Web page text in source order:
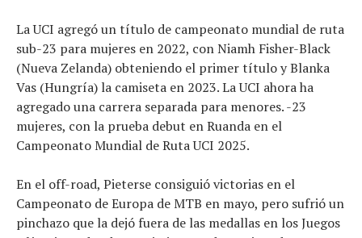
La UCI agregó un título de campeonato mundial de ruta
sub-23 para mujeres en 2022, con Niamh Fisher-Black
(Nueva Zelanda) obteniendo el primer título y Blanka
Vas (Hungría) la camiseta en 2023. La UCI ahora ha
agregado una carrera separada para menores. -23
mujeres, con la prueba debut en Ruanda en el
Campeonato Mundial de Ruta UCI 2025.
En el off-road, Pieterse consiguió victorias en el
Campeonato de Europa de MTB en mayo, pero sufrió un
pinchazo que la dejó fuera de las medallas en los Juegos